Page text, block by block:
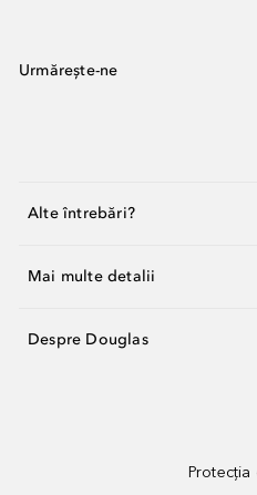
Urmărește-ne
Alte întrebări?
Mai multe detalii
Despre Douglas